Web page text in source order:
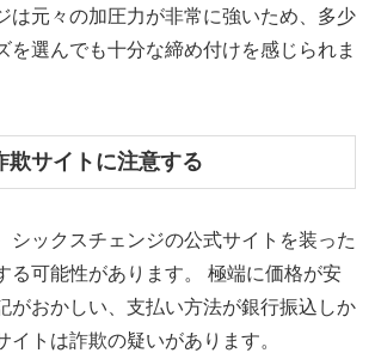
は元々の加圧力が非常に強いため、多少
を選んでも十分な締め付けを感じられま
欺サイトに注意する
シックスチェンジの公式サイトを装った
る可能性があります。 極端に価格が安
がおかしい、支払い方法が銀行振込しか
イトは詐欺の疑いがあります。